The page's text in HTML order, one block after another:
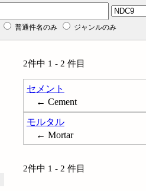
普通件名のみ ジャンルのみ
2件中 1 - 2 件目
セメント
← Cement
モルタル
← Mortar
2件中 1 - 2 件目